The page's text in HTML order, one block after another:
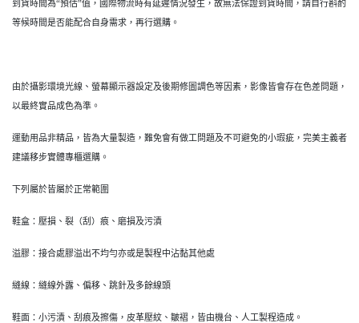
到貨時間為“預估”值，國際物流時有延遲情況發生，故無法保證到貨時間，請自行斟酌
等候時間是否能配合自身需求，再行選購。
由於攝影環境光線、螢幕顯示器設定及後期修圖調色等因素，影像皆會存在色差問題，
以最終實品成色為準。
運動用品非精品，皆為大量製造，難免會有做工問題及不可避免的小瑕疵，完美主義者
建議移步實體專櫃選購。
下列屬於皆屬於正常範圍
鞋盒：壓損、裂（刮）痕、磨損及污漬
溢膠：接合處膠溢出不均勻亦或是製程中沾黏其他處
縫線：縫線外露、偏移、跳針及多餘線頭
鞋面：小污漬、刮痕及擦傷，皮革壓紋、皺褶，皆由機台、人工製程造成。